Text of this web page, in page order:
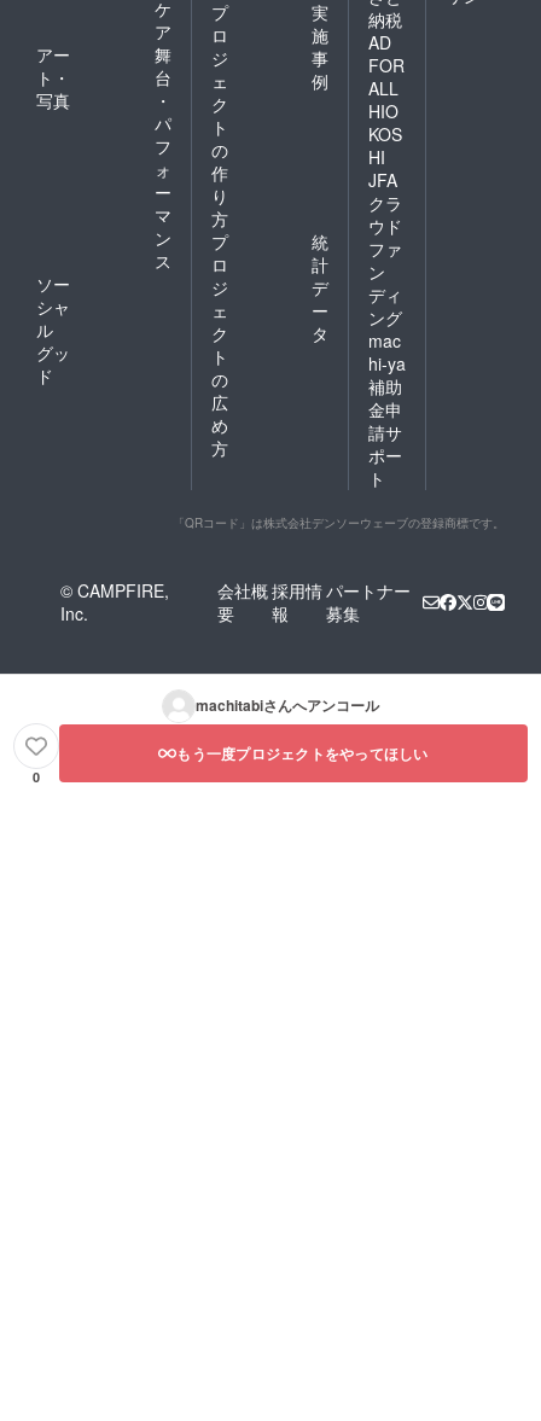
ケ
ア
アー
ト・
写真
舞
台
・
パ
フ
ォ
ー
マ
ン
ス
ソー
シャ
ル
グッ
ド
プ
ロ
ジ
ェ
ク
ト
の
作
り
方
実
施
事
例
プ
ロ
ジ
ェ
ク
ト
の
広
め
方
統
計
デ
ー
タ
納税
AD
FOR
ALL
HIO
KOS
HI
JFA
クラ
ウド
ファ
ン
ディ
ング
mac
hi-ya
補助
金申
請サ
ポー
ト
「QRコード」は株式会社デンソーウェーブの登録商標です。
© CAMPFIRE,
Inc.
会社概
要
採用情
報
パートナー
募集
machitabiさんへアンコール
0
もう一度プロジェクトをやってほしい